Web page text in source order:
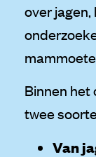
over jagen,
Binnen het
twee
Van